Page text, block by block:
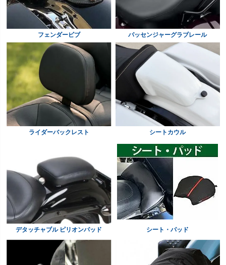
フェンダービブ パッセンジャーグラブレール
ライダーバックレスト シートカウル
デタッチャブル ピリオンパッド シート・パッド